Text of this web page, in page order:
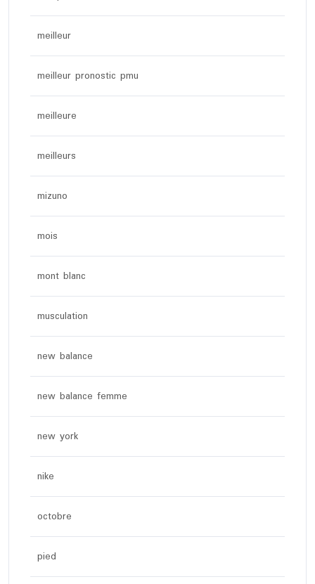
meilleur
meilleur pronostic pmu
meilleure
meilleurs
mizuno
mois
mont blanc
musculation
new balance
new balance femme
new york
nike
octobre
pied